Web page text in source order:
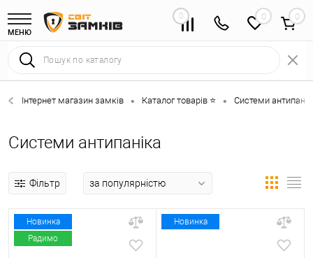
МЕНЮ
0 0
Інтернет магазин замків • Каталог товарів ⭐ • Системи
Системи антипаніка
Фільтр
Новинка
Радимо
Новинка